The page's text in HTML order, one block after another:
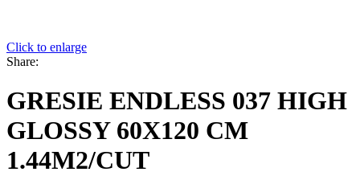
Click to enlarge
Share:
GRESIE ENDLESS 037 HIGH
GLOSSY 60X120 CM
1.44M2/CUT